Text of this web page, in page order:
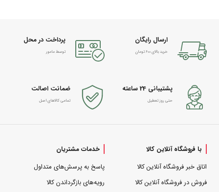
ارسال رایگان
خرید بالای 600 تومان
پرداخت در محل
توسط مامور
پشتیبانی 24 ساعته
حتی روز تعطیل
ضمانت اصالت
تمامی کالاهای اصل
با فروشگاه آنلاین کالا
اتاق خبر فروشگاه آنلاین کالا
فروش در فروشگاه آنلاین کالا
خدمات مشتریان
پاسخ به پرسش‌های متداول
رویه‌های بازگرداندن کالا